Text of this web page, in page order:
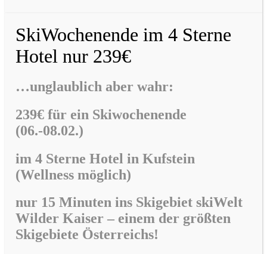
SkiWochenende im 4 Sterne
Hotel nur 239€
…unglaublich aber wahr:
239€ für ein Skiwochenende
(06.-08.02.)
im 4 Sterne Hotel in Kufstein
(Wellness möglich)
nur 15 Minuten ins Skigebiet skiWelt
Wilder Kaiser – einem der größten
Skigebiete Österreichs!